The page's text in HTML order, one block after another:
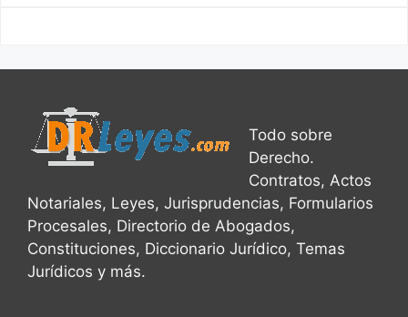
Todo sobre
Derecho.
Contratos, Actos
Notariales, Leyes, Jurisprudencias, Formularios
Procesales, Directorio de Abogados,
Constituciones, Diccionario Jurídico, Temas
Jurídicos y más.